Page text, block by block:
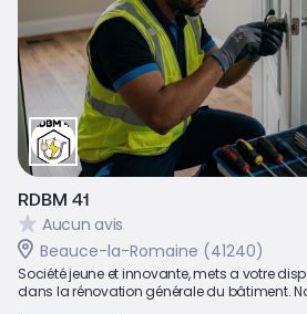
RDBM 41
Aucun avis
Beauce-la-Romaine (41240)
Société jeune et innovante, mets a votre
dans la rénovation générale du bâtiment.